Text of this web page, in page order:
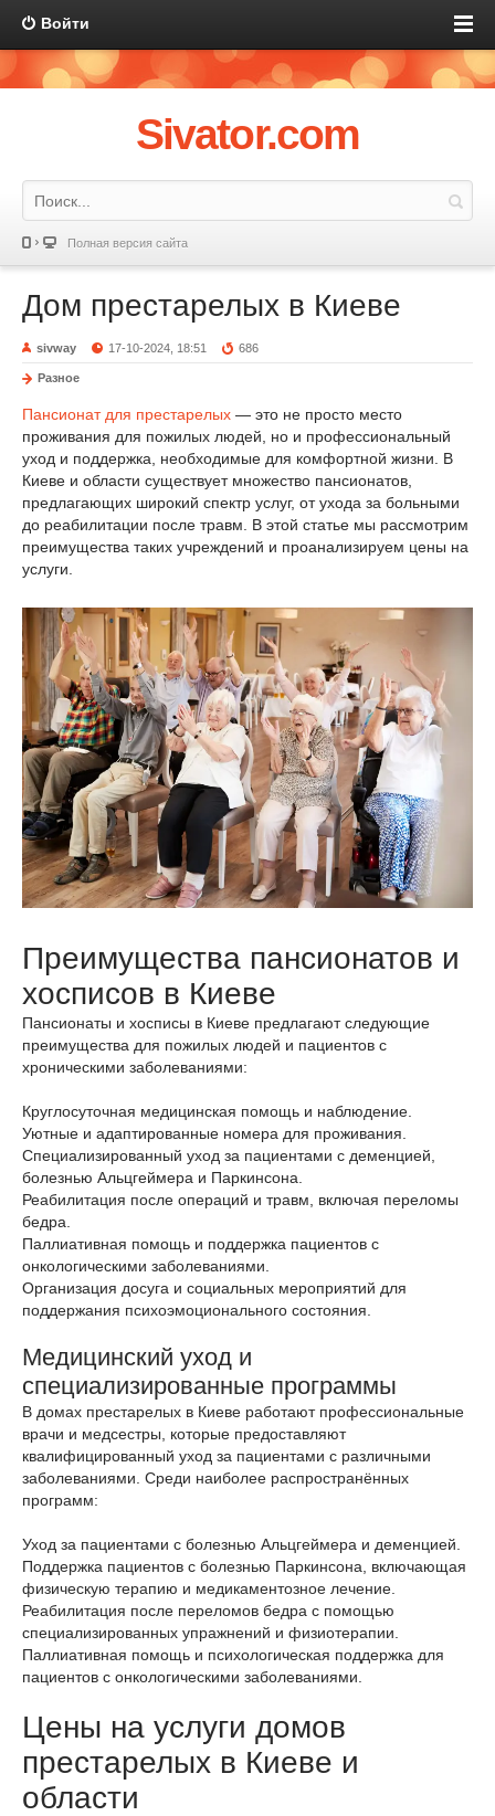
Войти
Sivator.com
Полная версия сайта
Дом престарелых в Киеве
sivway 17-10-2024, 18:51 686
Разное
Пансионат для престарелых — это не просто место
проживания для пожилых людей, но и профессиональный
уход и поддержка, необходимые для комфортной жизни. В
Киеве и области существует множество пансионатов,
предлагающих широкий спектр услуг, от ухода за больными
до реабилитации после травм. В этой статье мы рассмотрим
преимущества таких учреждений и проанализируем цены на
услуги.
Преимущества пансионатов и
хосписов в Киеве
Пансионаты и хосписы в Киеве предлагают следующие
преимущества для пожилых людей и пациентов с
хроническими заболеваниями:
Круглосуточная медицинская помощь и наблюдение.
Уютные и адаптированные номера для проживания.
Специализированный уход за пациентами с деменцией,
болезнью Альцгеймера и Паркинсона.
Реабилитация после операций и травм, включая переломы
бедра.
Паллиативная помощь и поддержка пациентов с
онкологическими заболеваниями.
Организация досуга и социальных мероприятий для
поддержания психоэмоционального состояния.
Медицинский уход и
специализированные программы
В домах престарелых в Киеве работают профессиональные
врачи и медсестры, которые предоставляют
квалифицированный уход за пациентами с различными
заболеваниями. Среди наиболее распространённых
программ:
Уход за пациентами с болезнью Альцгеймера и деменцией.
Поддержка пациентов с болезнью Паркинсона, включающая
физическую терапию и медикаментозное лечение.
Реабилитация после переломов бедра с помощью
специализированных упражнений и физиотерапии.
Паллиативная помощь и психологическая поддержка для
пациентов с онкологическими заболеваниями.
Цены на услуги домов
престарелых в Киеве и
области